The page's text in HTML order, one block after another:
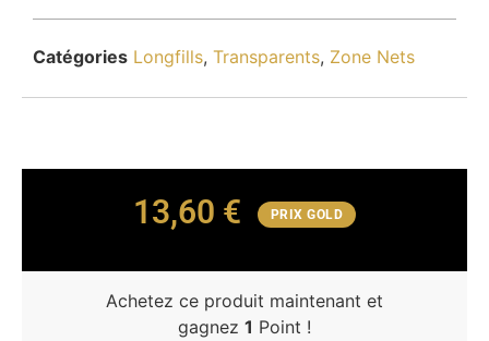
Catégories Longfills, Transparents, Zone Nets
13,60 € PRIX GOLD
Achetez ce produit maintenant et
gagnez 1 Point !